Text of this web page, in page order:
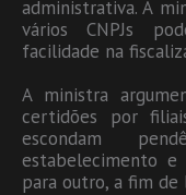
administrativa. A
vários CNPJs
facilidade na
A ministra
certidões por
escondam
estabelecimento e
para outro, a fim